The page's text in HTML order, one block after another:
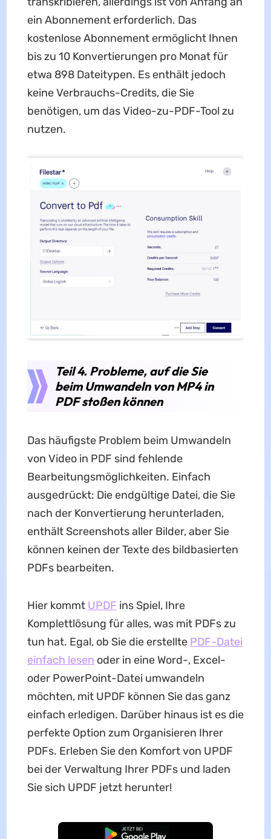
ein Abonnement erforderlich. Das
kostenlose Abonnement ermöglicht Ihnen
bis zu 10 Konvertierungen pro Monat für
etwa 898 Dateitypen. Es enthält jedoch
keine Verbrauchs-Credits, die Sie
benötigen, um das Video-zu-PDF-Tool zu
nutzen.
Teil 4. Probleme, auf die Sie
beim Umwandeln von MP4 in
PDF stoßen können
Das häufigste Problem beim Umwandeln
von Video in PDF sind fehlende
Bearbeitungsmöglichkeiten. Einfach
ausgedrückt: Die endgültige Datei, die Sie
nach der Konvertierung herunterladen,
enthält Screenshots aller Bilder, aber Sie
können keinen der Texte des bildbasierten
PDFs bearbeiten.
Hier kommt UPDF ins Spiel, Ihre
Komplettlösung für alles, was mit PDFs zu
tun hat. Egal, ob Sie die erstellte PDF-Datei
einfach lesen oder in eine Word-, Excel-
oder PowerPoint-Datei umwandeln
möchten, mit UPDF können Sie das ganz
einfach erledigen. Darüber hinaus ist es die
perfekte Option zum Organisieren Ihrer
PDFs. Erleben Sie den Komfort von UPDF
bei der Verwaltung Ihrer PDFs und laden
Sie sich UPDF jetzt herunter!
Kostenloser Download